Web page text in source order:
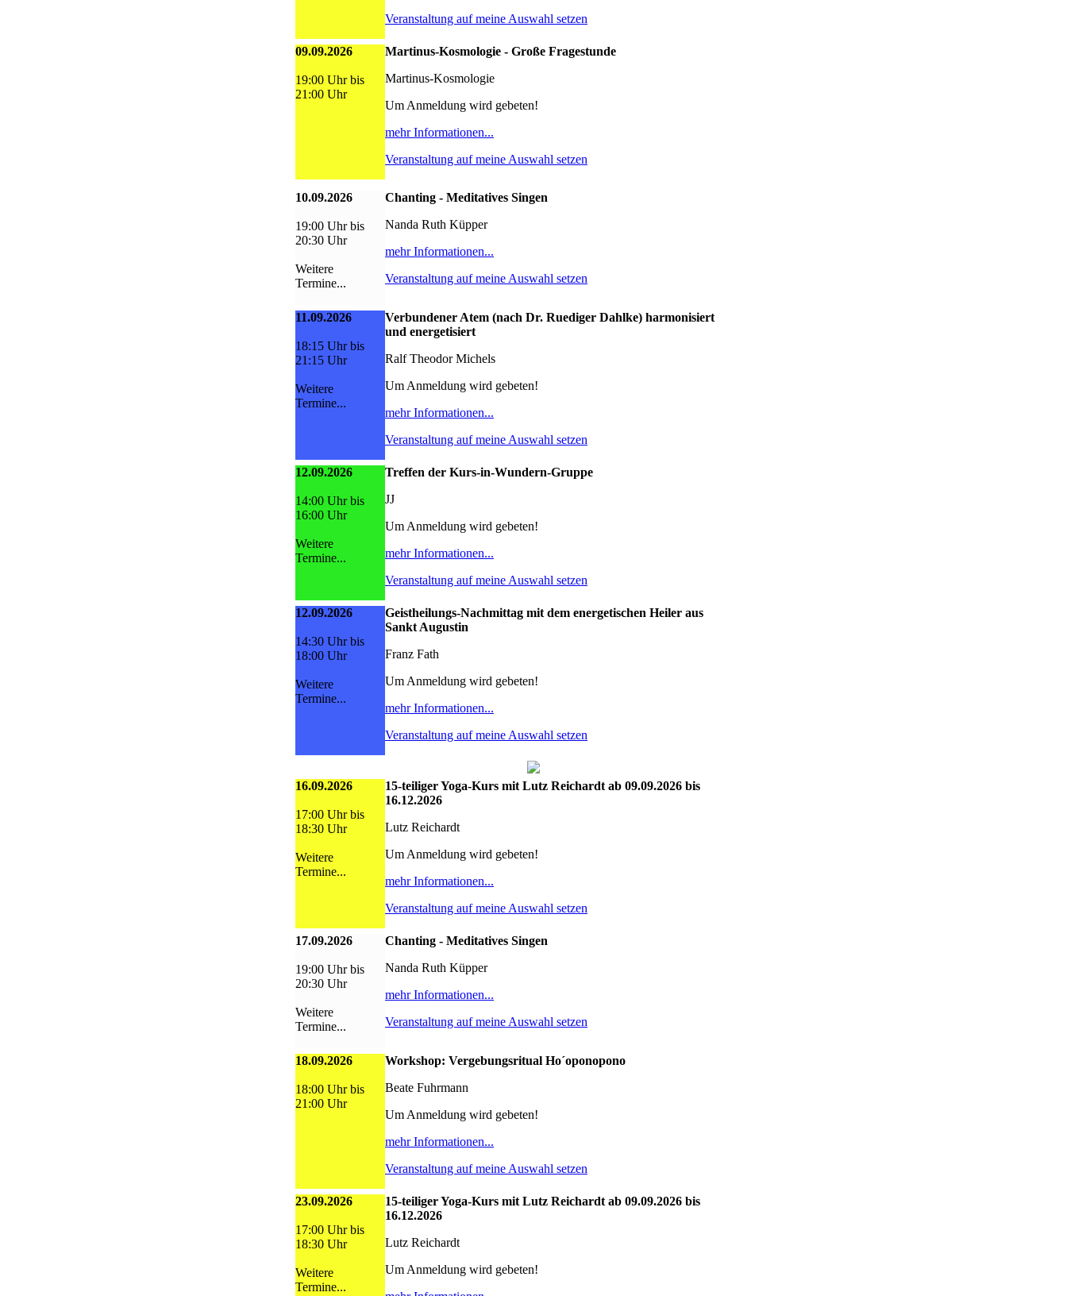
Veranstaltung auf meine Auswahl setzen
09.09.2026
19:00 Uhr bis
21:00 Uhr
Martinus-Kosmologie - Große Fragestunde
Martinus-Kosmologie
Um Anmeldung wird gebeten!
mehr Informationen...
Veranstaltung auf meine Auswahl setzen
10.09.2026
19:00 Uhr bis
20:30 Uhr
Weitere
Termine...
Chanting - Meditatives Singen
Nanda Ruth Küpper
mehr Informationen...
Veranstaltung auf meine Auswahl setzen
11.09.2026
18:15 Uhr bis
21:15 Uhr
Weitere
Termine...
Verbundener Atem (nach Dr. Ruediger Dahlke) harmonisiert
und energetisiert
Ralf Theodor Michels
Um Anmeldung wird gebeten!
mehr Informationen...
Veranstaltung auf meine Auswahl setzen
12.09.2026
14:00 Uhr bis
16:00 Uhr
Weitere
Termine...
Treffen der Kurs-in-Wundern-Gruppe
JJ
Um Anmeldung wird gebeten!
mehr Informationen...
Veranstaltung auf meine Auswahl setzen
12.09.2026
14:30 Uhr bis
18:00 Uhr
Weitere
Termine...
Geistheilungs-Nachmittag mit dem energetischen Heiler aus
Sankt Augustin
Franz Fath
Um Anmeldung wird gebeten!
mehr Informationen...
Veranstaltung auf meine Auswahl setzen
16.09.2026
17:00 Uhr bis
18:30 Uhr
Weitere
Termine...
15-teiliger Yoga-Kurs mit Lutz Reichardt ab 09.09.2026 bis
16.12.2026
Lutz Reichardt
Um Anmeldung wird gebeten!
mehr Informationen...
Veranstaltung auf meine Auswahl setzen
17.09.2026
19:00 Uhr bis
20:30 Uhr
Weitere
Termine...
Chanting - Meditatives Singen
Nanda Ruth Küpper
mehr Informationen...
Veranstaltung auf meine Auswahl setzen
18.09.2026
18:00 Uhr bis
21:00 Uhr
Workshop: Vergebungsritual Ho´oponopono
Beate Fuhrmann
Um Anmeldung wird gebeten!
mehr Informationen...
Veranstaltung auf meine Auswahl setzen
23.09.2026
17:00 Uhr bis
18:30 Uhr
Weitere
Termine...
15-teiliger Yoga-Kurs mit Lutz Reichardt ab 09.09.2026 bis
16.12.2026
Lutz Reichardt
Um Anmeldung wird gebeten!